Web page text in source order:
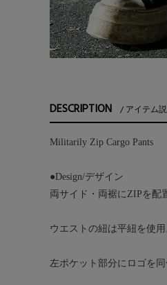
DESCRIPTION アイテム
Militarily Zip Cargo Pants
●Design/デザイン
両サイド・両裾にZIPを配
ウエストの紐は平紐を使用
左ポケット部分にロゴを同